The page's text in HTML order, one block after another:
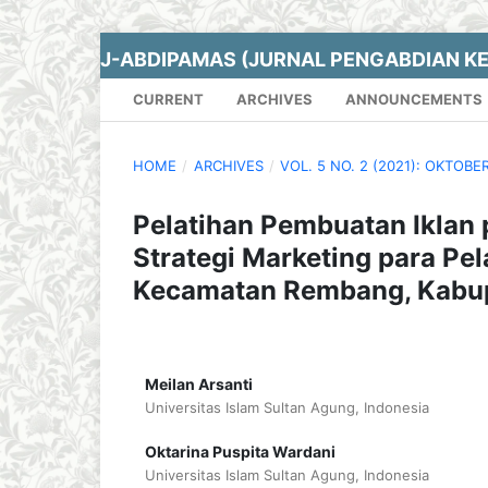
J-ABDIPAMAS (JURNAL PENGABDIAN
CURRENT ARCHIVES ANNOUNCEMENTS
HOME / ARCHIVES / VOL. 5 NO. 2 (2021):
Pelatihan Pembuatan Iklan
Strategi Marketing para
Kecamatan Rembang,
Meilan Arsanti
Universitas Islam Sultan Agung, Indonesia
Oktarina Puspita Wardani
Universitas Islam Sultan Agung, Indonesia